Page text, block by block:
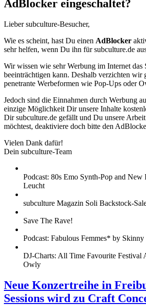
AdBlocker eingeschaltet?
Lieber subculture-Besucher,
Wie es scheint, hast Du einen AdBlocker
sehr helfen, wenn Du ihn für subculture.de
Wir wissen wie sehr Werbung im Internet das
beeinträchtigen kann. Deshalb verzichten wir
penetrante Werbeformen wie Pop-Ups oder
Jedoch sind die Einnahmen durch Werbung
einzige Möglichkeit Dir unsere Inhalte
Dir subculture.de gefällt und Du unsere
möchtest, deaktiviere doch bitte den
Vielen Dank dafür!
Dein subculture-Team
Podcast: 80s Emo Synth-Pop and New
Leucht
subculture Magazin Soli Backstock-
Save The Rave!
Podcast: Fabulous Femmes* by
DJ-Charts: All Time Favourite Festival
Owly
Neue Konzertreihe in
Sessions wird zu Craft